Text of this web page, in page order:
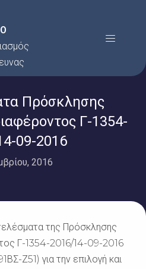
Menu
Πρόσκλησης
Γ-1354-
09-2016
2016
της Πρόσκλησης
Γ-1354-2016/14-09-2016
Ζ51) για την επιλογή και